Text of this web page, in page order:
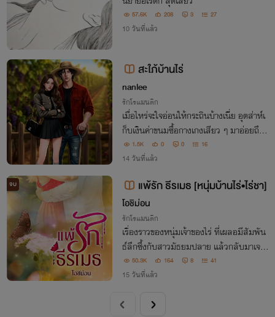
57.6K 208 3 27
10 วันที่แล้ว
สะใภ้บ้านไร่
nanlee
รักโรแมนติก
เมื่อไหร่จะใจอ่อนให้กระถินบ้างเนี่ย อุตส่าห์เ
ก็บเงินค่าขนมซื้อกางเกงเสียว ๆ มาอ่อยถึงส
วน ทำไมต้องไล่กลับบ้านทุกที!
1.5K 0 0 16
14 วันที่แล้ว
จบ แพ้รัก ธีรเมธ [หนุ่มบ้านไร่•ไร่ชา]
โอชิม่อน
รักโรแมนติก
เรื่องราวของหนุ่มเจ้าของไร่ ที่เผลอมีสัมพัน
ธ์ลึกซึ้งกับสาวมัธยมปลาย แล้วกลับมาเจอ
กันอีกครั้งในวันที่หญิงสาวกำลังจะคลอดพอ
ดี เขาจึงกลายเป็นคุณพ่อแบบไม่ทันได้ตั้งตั
50.3K 164 8 41
15 วันที่แล้ว